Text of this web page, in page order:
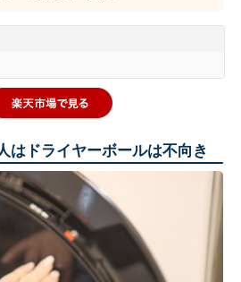
はドライヤーボールは不向き